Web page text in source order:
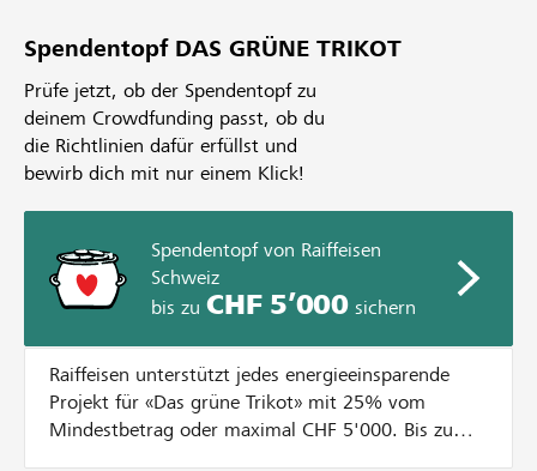
wird ein Projekt evaluiert, das ein
hohes Potenzial an Energie- sowie
Kosteneinsparungen aufweist.
Mittels Crowdfunding werden auf
lokalhelden.ch die benötigten
finanziellen Mittel gesammelt.
Spendentopf DAS GRÜNE TRIKOT
Prüfe jetzt, ob der Spendentopf zu
deinem Crowdfunding passt, ob du
die Richtlinien dafür erfüllst und
bewirb dich mit nur einem Klick!
Spendentopf von Raiffeisen
Schweiz
bis zu CHF 5’000sichern
Raiffeisen unterstützt jedes energieeinsparende
Projekt für «Das grüne Trikot» mit 25% vom
Mindestbetrag oder maximal CHF 5'000. Bis zum